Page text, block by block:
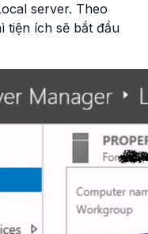
server. Theo
tiện ích sẽ bắt đầu